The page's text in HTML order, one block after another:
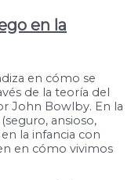
en la
en cómo se
de la teoría del
John Bowlby. En la
ansioso,
la infancia con
en cómo vivimos